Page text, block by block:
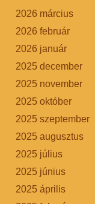
2026 március
2026 február
2026 január
2025 december
2025 november
2025 október
2025 szeptember
2025 augusztus
2025 július
2025 június
2025 április